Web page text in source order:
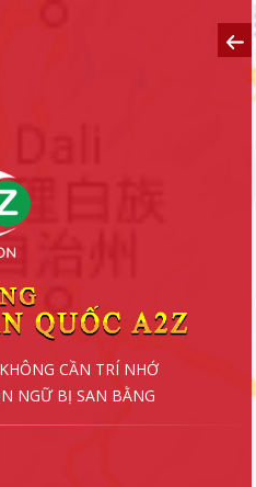
CẦN TRÍ NHỚ
NGỮ BỊ SAN BẰNG